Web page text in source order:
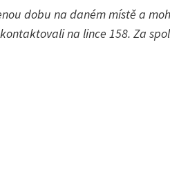
dobu na daném místě a
na lince 158. Za